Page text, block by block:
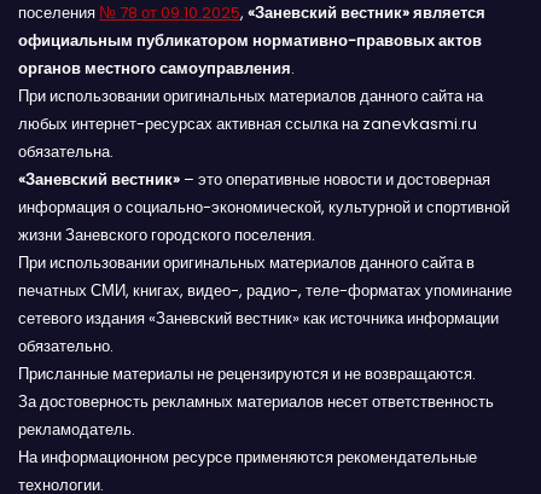
поселения № 78 от 09.10.2025, «Заневский вестник» является
официальным публикатором нормативно-правовых актов
органов местного самоуправления.
При использовании оригинальных материалов данного сайта на
любых интернет-ресурсах активная ссылка на zanevkasmi.ru
обязательна.
«Заневский вестник» – это оперативные новости и достоверная
информация о социально-экономической, культурной и спортивной
жизни Заневского городского поселения.
При использовании оригинальных материалов данного сайта в
печатных СМИ, книгах, видео-, радио-, теле-форматах упоминание
сетевого издания «Заневский вестник» как источника информации
обязательно.
Присланные материалы не рецензируются и не возвращаются.
За достоверность рекламных материалов несет ответственность
рекламодатель.
На информационном ресурсе применяются рекомендательные
технологии.